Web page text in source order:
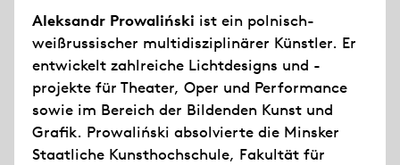
Aleksandr Prowaliński ist ein polnisch-
weißrussischer multidisziplinärer Künstler. Er
entwickelt zahlreiche Lichtdesigns und -
projekte für Theater, Oper und Performance
sowie im Bereich der Bildenden Kunst und
Grafik. Prowaliński absolvierte die Minsker
Staatliche Kunsthochschule, Fakultät für